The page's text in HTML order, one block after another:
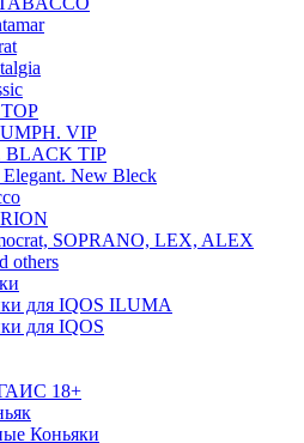
VIP
BLACK TIP
New Bleck
SOPRANO, LEX, ALEX
others
для IQOS ILUMA
для IQOS
18+
Коньяки